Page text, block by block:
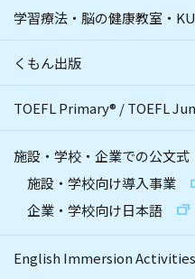
学習療法・脳の健康教室・
くもん出版
TOEFL Primary® /TOEFL
施設・学校・企業での公文式
施設・学校向け導入事業
企業・学校向け日本語
English Immersion Activities